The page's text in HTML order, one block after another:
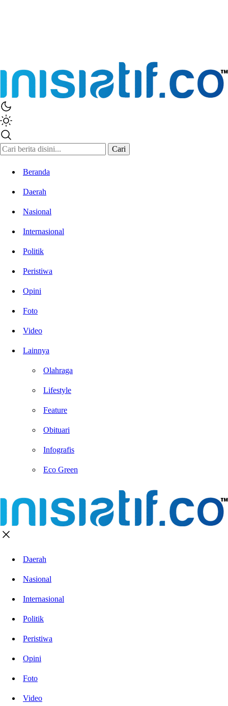
Inisiatif.co
Stay Connected Stay Informed
Cari
Beranda
Daerah
Nasional
Internasional
Politik
Peristiwa
Opini
Foto
Video
Lainnya
Olahraga
Lifestyle
Feature
Obituari
Infografis
Eco Green
Daerah
Nasional
Internasional
Politik
Peristiwa
Opini
Foto
Video